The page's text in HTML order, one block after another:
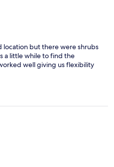
location but there were shrubs
a little while to find the
well giving us flexibility